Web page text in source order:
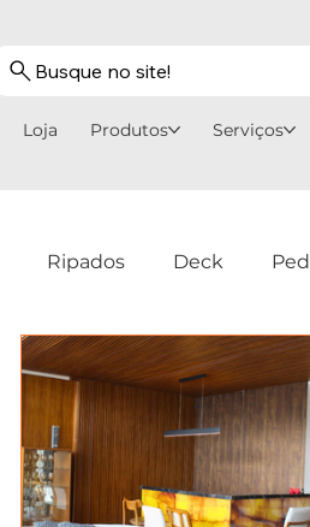
Busque no site!
Loja Produtos Serviços
Ripados Deck